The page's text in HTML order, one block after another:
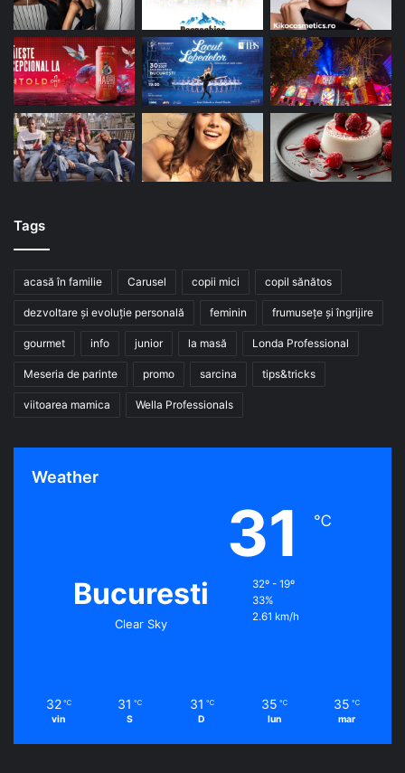
Tags
acasă în familie Carusel copii mici copil sănătos
dezvoltare și evoluție personală feminin frumusețe și îngrijire
gourmet info junior la masă Londa Professional
Meseria de parinte promo sarcina tips&tricks
viitoarea mamica Wella Professionals
Weather
Bucuresti
Clear Sky
31 ℃
32º - 19º
33%
2.61 km/h
32 ℃
vin
31 ℃
S
31 ℃
D
35 ℃
lun
35 ℃
mar